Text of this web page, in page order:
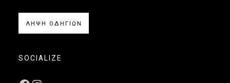
ΛΗΨΗ ΟΔΗΓΙΩΝ
SOCIALIZE